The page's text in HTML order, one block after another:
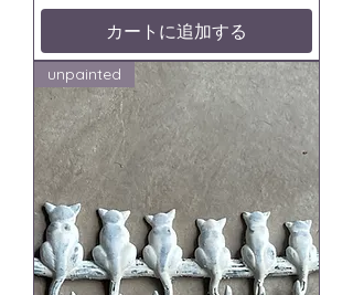
カートに追加する
unpainted